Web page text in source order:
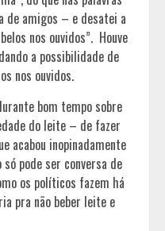
de amigos – e desatei a
nos ouvidos”. Houve
a possibilidade de
nos ouvidos.
bom tempo sobre
do leite – de fazer
acabou inopinadamente
só pode ser conversa de
os políticos fazem há
pra não beber leite e